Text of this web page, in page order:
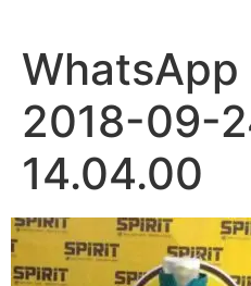
konten
WhatsApp
2018-09-
14.04.00